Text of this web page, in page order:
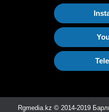
Rgmedia.kz © 2014-2019